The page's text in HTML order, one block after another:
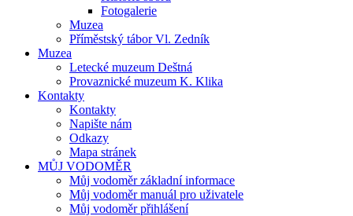
Fotogalerie
Muzea
Příměstský tábor Vl. Zedník
Muzea
Letecké muzeum Deštná
Provaznické muzeum K. Klika
Kontakty
Kontakty
Napište nám
Odkazy
Mapa stránek
MŮJ VODOMĚR
Můj vodoměr základní informace
Můj vodoměr manuál pro uživatele
Můj vodoměr přihlášení